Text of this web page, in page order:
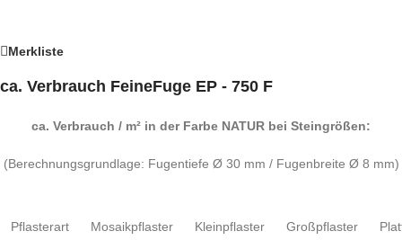
Merkliste
ca. Verbrauch FeineFuge EP - 750 F
ca. Verbrauch / m² in der Farbe NATUR bei Steingrößen:
(Berechnungsgrundlage: Fugentiefe Ø 30 mm / Fugenbreite Ø 8 mm)
Pflasterart Mosaikpflaster Kleinpflaster Großpflaster